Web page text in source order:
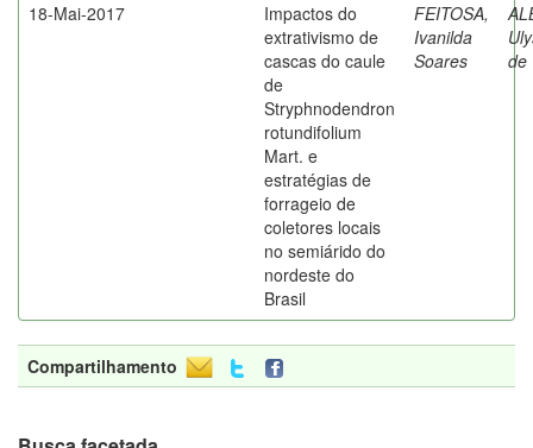
18-Mai-2017
Impactos do
extrativismo de
cascas do caule
de
Stryphnodendron
rotundifolium
Mart. e
estratégias de
forrageio de
coletores locais
no semiárido do
nordeste do
Brasil
FEITOSA,
Ivanilda
Soares
de
Compartilhamento